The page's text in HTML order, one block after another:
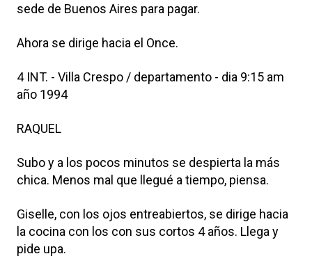
sede de Buenos Aires para pagar.
Ahora se dirige hacia el Once.
4 INT. - Villa Crespo / departamento - dia 9:15 am
año 1994
RAQUEL
Subo y a los pocos minutos se despierta la más
chica. Menos mal que llegué a tiempo, piensa.
Giselle, con los ojos entreabiertos, se dirige hacia
la cocina con los con sus cortos 4 años. Llega y
pide upa.